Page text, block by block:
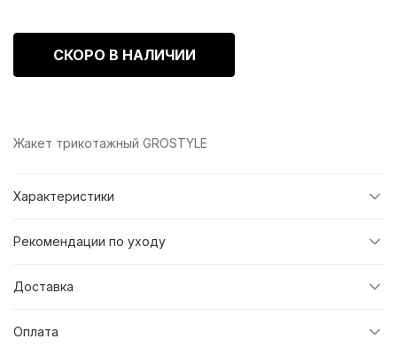
СКОРО В НАЛИЧИИ
Жакет трикотажный GROSTYLE
Характеристики
Рекомендации по уходу
Доставка
Оплата